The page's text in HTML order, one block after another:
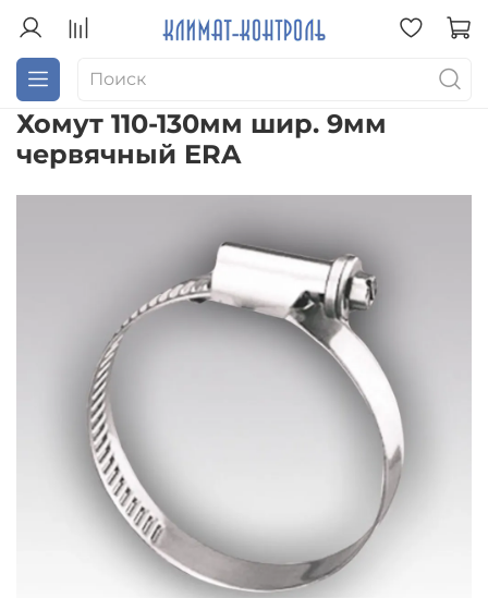
Хомут 110-130мм шир. 9мм
червячный ERA